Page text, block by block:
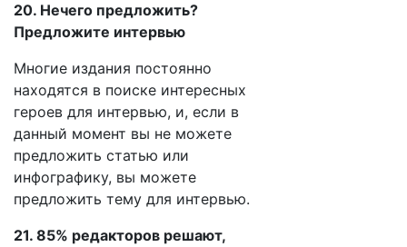
20. Нечего предложить?
Предложите интервью
Многие издания постоянно
находятся в поиске интересных
героев для интервью, и, если в
данный момент вы не можете
предложить статью или
инфографику, вы можете
предложить тему для интервью.
21. 85% редакторов решают,